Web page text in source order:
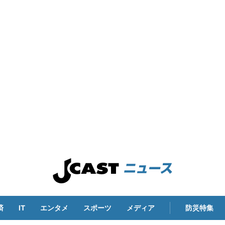
IT エンタメ スポーツ メディア 防災特集